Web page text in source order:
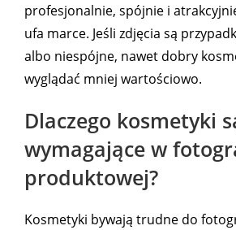
profesjonalnie, spójnie i
ufa marce. Jeśli zdjęcia są
albo niespójne, nawet dobry
wyglądać mniej wartościowo.
Dlaczego kosmetyki
wymagające w
produktowej?
Kosmetyki bywają trudne do